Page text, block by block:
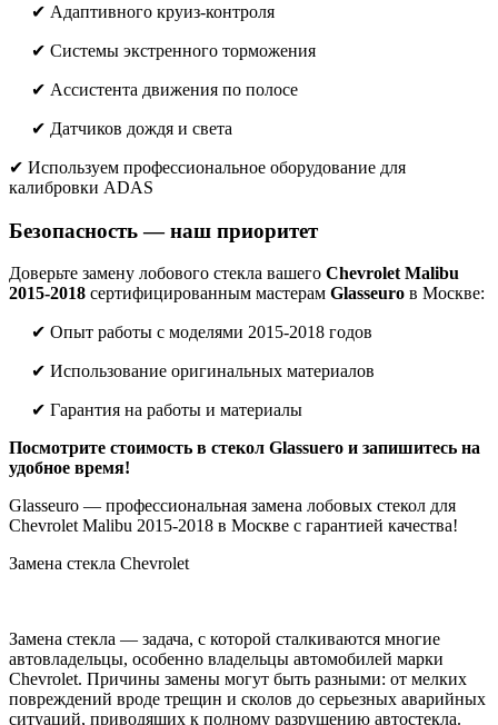
✔ Адаптивного круиз-контроля
✔ Системы экстренного торможения
✔ Ассистента движения по полосе
✔ Датчиков дождя и света
✔ Используем профессиональное оборудование для
калибровки ADAS
Безопасность — наш приоритет
Доверьте замену лобового стекла вашего Chevrolet Malibu
2015-2018 сертифицированным мастерам Glasseuro в Москве:
✔ Опыт работы с моделями 2015-2018 годов
✔ Использование оригинальных материалов
✔ Гарантия на работы и материалы
Посмотрите стоимость в стекол Glassuero и запишитесь на
удобное время!
Glasseuro — профессиональная замена лобовых стекол для
Chevrolet Malibu 2015-2018 в Москве с гарантией качества!
Замена стекла Chevrolet
Замена стекла — задача, с которой сталкиваются многие
автовладельцы, особенно владельцы автомобилей марки
Chevrolet. Причины замены могут быть разными: от мелких
повреждений вроде трещин и сколов до серьезных аварийных
ситуаций, приводящих к полному разрушению автостекла.